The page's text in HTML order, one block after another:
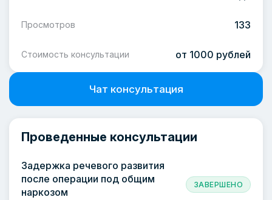
Просмотров 133
Стоимость консультации от 1000 рублей
Чат консультация
Проведенные консультации
Задержка речевого развития
после операции под общим
наркозом
ЗАВЕРШЕНО